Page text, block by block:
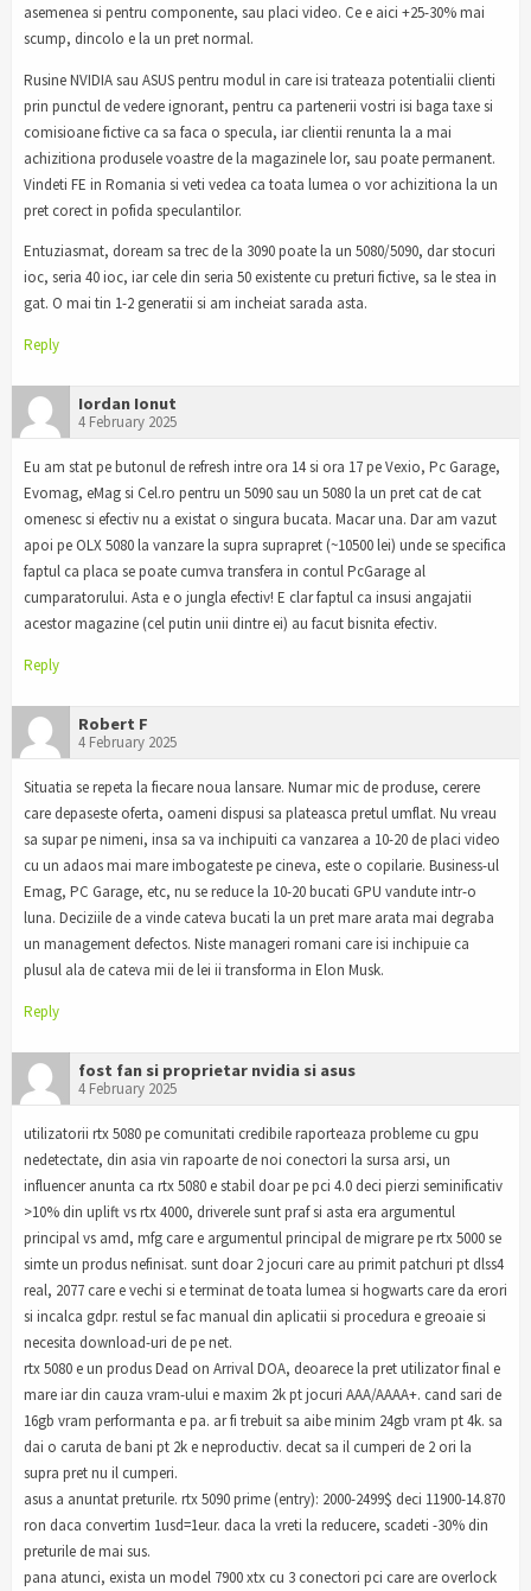
asemenea si pentru componente, sau placi video. Ce e aici +25-30% mai
scump, dincolo e la un pret normal.
Rusine NVIDIA sau ASUS pentru modul in care isi trateaza potentialii clienti
prin punctul de vedere ignorant, pentru ca partenerii vostri isi baga taxe si
comisioane fictive ca sa faca o specula, iar clientii renunta la a mai
achizitiona produsele voastre de la magazinele lor, sau poate permanent.
Vindeti FE in Romania si veti vedea ca toata lumea o vor achizitiona la un
pret corect in pofida speculantilor.
Entuziasmat, doream sa trec de la 3090 poate la un 5080/5090, dar stocuri
ioc, seria 40 ioc, iar cele din seria 50 existente cu preturi fictive, sa le stea in
gat. O mai tin 1-2 generatii si am incheiat sarada asta.
Reply
Iordan Ionut
4 February 2025
Eu am stat pe butonul de refresh intre ora 14 si ora 17 pe Vexio, Pc Garage,
Evomag, eMag si Cel.ro pentru un 5090 sau un 5080 la un pret cat de cat
omenesc si efectiv nu a existat o singura bucata. Macar una. Dar am vazut
apoi pe OLX 5080 la vanzare la supra suprapret (~10500 lei) unde se specifica
faptul ca placa se poate cumva transfera in contul PcGarage al
cumparatorului. Asta e o jungla efectiv! E clar faptul ca insusi angajatii
acestor magazine (cel putin unii dintre ei) au facut bisnita efectiv.
Reply
Robert F
4 February 2025
Situatia se repeta la fiecare noua lansare. Numar mic de produse, cerere
care depaseste oferta, oameni dispusi sa plateasca pretul umflat. Nu vreau
sa supar pe nimeni, insa sa va inchipuiti ca vanzarea a 10-20 de placi video
cu un adaos mai mare imbogateste pe cineva, este o copilarie. Business-ul
Emag, PC Garage, etc, nu se reduce la 10-20 bucati GPU vandute intr-o
luna. Deciziile de a vinde cateva bucati la un pret mare arata mai degraba
un management defectos. Niste manageri romani care isi inchipuie ca
plusul ala de cateva mii de lei ii transforma in Elon Musk.
Reply
fost fan si proprietar nvidia si asus
4 February 2025
utilizatorii rtx 5080 pe comunitati credibile raporteaza probleme cu gpu
nedetectate, din asia vin rapoarte de noi conectori la sursa arsi, un
influencer anunta ca rtx 5080 e stabil doar pe pci 4.0 deci pierzi seminificativ
>10% din uplift vs rtx 4000, driverele sunt praf si asta era argumentul
principal vs amd, mfg care e argumentul principal de migrare pe rtx 5000 se
simte un produs nefinisat. sunt doar 2 jocuri care au primit patchuri pt dlss4
real, 2077 care e vechi si e terminat de toata lumea si hogwarts care da erori
si incalca gdpr. restul se fac manual din aplicatii si procedura e greoaie si
necesita download-uri de pe net.
rtx 5080 e un produs Dead on Arrival DOA, deoarece la pret utilizator final e
mare iar din cauza vram-ului e maxim 2k pt jocuri AAA/AAAA+. cand sari de
16gb vram performanta e pa. ar fi trebuit sa aibe minim 24gb vram pt 4k. sa
dai o caruta de bani pt 2k e neproductiv. decat sa il cumperi de 2 ori la
supra pret nu il cumperi.
asus a anuntat preturile. rtx 5090 prime (entry): 2000-2499$ deci 11900-14.870
ron daca convertim 1usd=1eur. daca la vreti la reducere, scadeti -30% din
preturile de mai sus.
pana atunci, exista un model 7900 xtx cu 3 conectori pci care are overlock